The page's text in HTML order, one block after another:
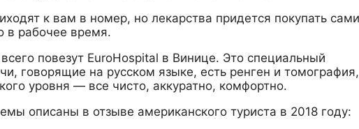
к вам в номер, но лекарства придется покупать
в рабочее время.
повезут EuroHospital в Винице. Это специальный
говорящие на русском языке, есть ренген и томография,
уровня — все чисто, аккуратно, комфортно.
описаны в отзыве американского туриста в 2018 году: